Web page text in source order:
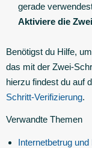
gerade
Aktiviere die
Benötigst du Hilfe,
das mit der Zwei-
hierzu findest du auf
Schritt-Verifizierung.
Verwandte Themen
Internetbetrug und